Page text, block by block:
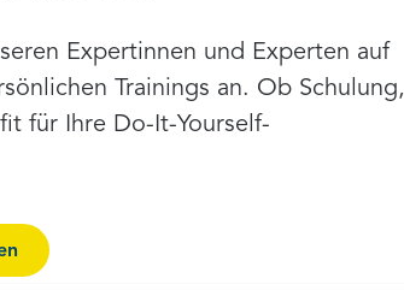
Expertinnen und Experten auf
Trainings an. Ob Schulung,
für Ihre Do-It-Yourself-